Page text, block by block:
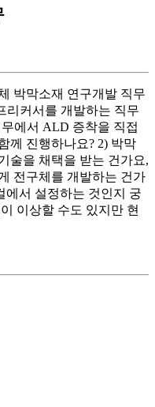
박막소재 연구개발 직무
리커서를 개발하는 직무
에서 ALD 증착을 직접
께 진행하나요? 2) 박막
술을 채택을 받는 건가요,
전구체를 개발하는 건가
에서 설정하는 것인지 궁
이상할 수도 있지만 현